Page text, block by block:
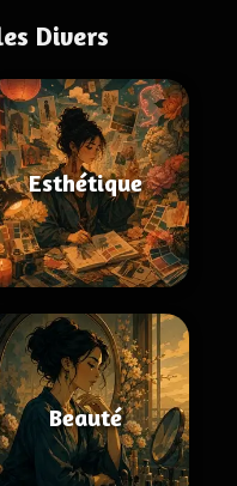
Divers
Esthétique
Beauté